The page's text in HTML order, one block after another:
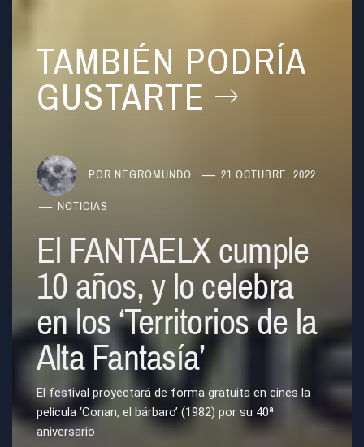
TAMBIÉN PODRÍA
GUSTARTE
POR NEGROMUNDO 21 OCTUBRE, 2022
NOTICIAS
El FANTAELX cumple
10 años, y lo celebra
en los ‘Territorios de la
Alta Fantasía’
El festival proyectará de forma gratuita en cines la
película ‘Conan, el bárbaro’ (1982) por su 40ª
aniversario